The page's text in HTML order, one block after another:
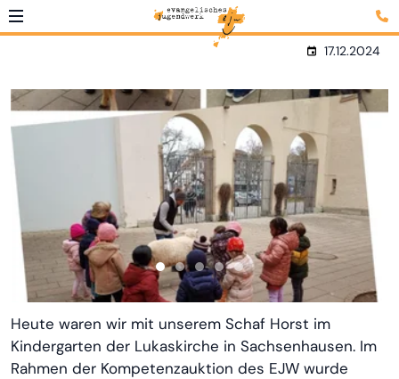
17.12.2024
Heute waren wir mit unserem Schaf Horst im
Kindergarten der Lukaskirche in Sachsenhausen. Im
Rahmen der Kompetenzauktion des EJW wurde